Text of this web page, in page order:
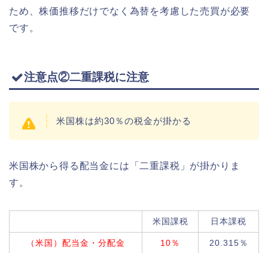
ため、株価推移だけでなく為替を考慮した売買が必要
です。
注意点②二重課税に注意
米国株は約30％の税金が掛かる
米国株から得る配当金には「二重課税」が掛かりま
す。
米国課税 日本課税
（米国）配当金・分配金 10％ 20.315％